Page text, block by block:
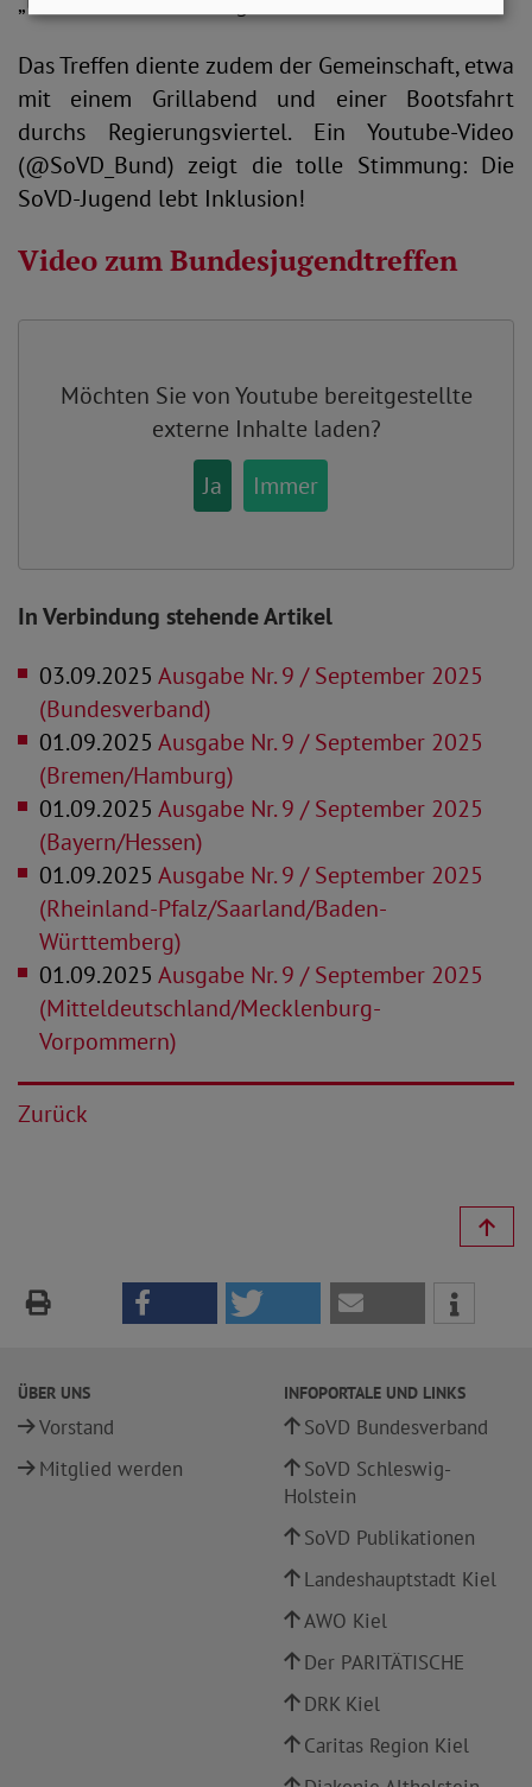
Das Treffen diente zudem der Gemeinschaft, etwa
mit einem Grillabend und einer Bootsfahrt
durchs Regierungsviertel. Ein Youtube-Video
(@SoVD_Bund) zeigt die tolle Stimmung: Die
SoVD-Jugend lebt Inklusion!
Video zum Bundesjugendtreffen
Möchten Sie vonYoutube bereitgestellte
externe Inhalte laden?
Ja
Immer
In Verbindung stehende Artikel
03.09.2025 Ausgabe Nr. 9 / September 2025
(Bundesverband)
01.09.2025 Ausgabe Nr. 9 / September 2025
(Bremen/Hamburg)
01.09.2025 Ausgabe Nr. 9 / September 2025
(Bayern/Hessen)
01.09.2025 Ausgabe Nr. 9 / September 2025
(Rheinland-Pfalz/Saarland/Baden-
Württemberg)
01.09.2025 Ausgabe Nr. 9 / September 2025
(Mitteldeutschland/Mecklenburg-
Vorpommern)
Zurück
ÜBER UNS
Vorstand
Mitglied werden
INFOPORTALE UND LINKS
SoVD Bundesverband
SoVD Schleswig-
Holstein
SoVD Publikationen
Landeshauptstadt Kiel
AWO Kiel
Der PARITÄTISCHE
DRK Kiel
Caritas Region Kiel